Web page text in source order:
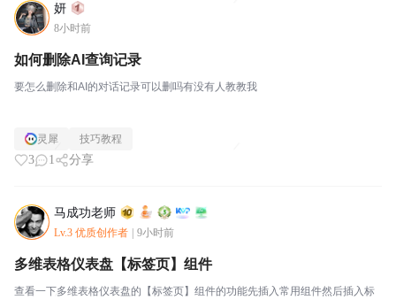
妍
8小时前
如何删除AI查询记录
要怎么删除和AI的对话记录可以删吗有没有人教教我
灵犀 技巧教程
3 1 分享
马成功老师
Lv.3 优质创作者 9小时前
多维表格仪表盘【标签页】组件
查看一下多维表格仪表盘的【标签页】组件的功能先插入常用组件然后插入标